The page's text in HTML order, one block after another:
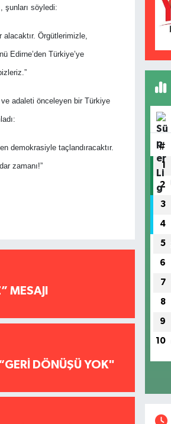
şunları söyledi:
Örgütlerimizle,
Edirne’den Türkiye’ye
ve adaleti önceleyen bir Türkiye
demokrasiyle taçlandıracaktır.
zamanı!”
MESAJI
DÖNÜŞÜ YOK"
#
1
2
3
4
5
6
7
8
9
10